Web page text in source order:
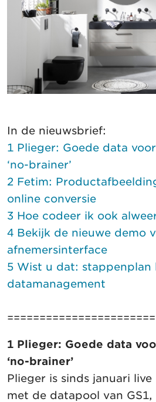
In de nieuwsbrief:
1 Plieger: Goede data
‘no-brainer’
2 Fetim:
online conversie
3 Hoe codeer ik ook
4 Bekijk de nieuwe demo
afnemersinterface
5 Wist u dat: stappenplan
datamanagement
1 Plieger: Goede data
‘no-brainer’
Plieger is sinds januari
met de datapool van